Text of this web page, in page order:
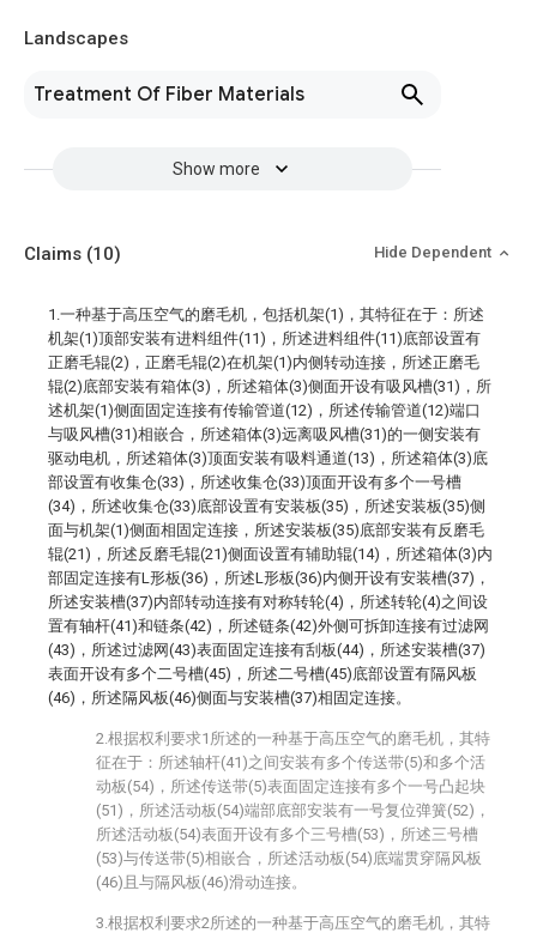
Landscapes
Treatment Of Fiber Materials
Show more
Claims (10) Hide Dependent
1.一种基于高压空气的磨毛机，包括机架(1)，其特征在于：所述
机架(1)顶部安装有进料组件(11)，所述进料组件(11)底部设置有
正磨毛辊(2)，正磨毛辊(2)在机架(1)内侧转动连接，所述正磨毛
辊(2)底部安装有箱体(3)，所述箱体(3)侧面开设有吸风槽(31)，所
述机架(1)侧面固定连接有传输管道(12)，所述传输管道(12)端口
与吸风槽(31)相嵌合，所述箱体(3)远离吸风槽(31)的一侧安装有
驱动电机，所述箱体(3)顶面安装有吸料通道(13)，所述箱体(3)底
部设置有收集仓(33)，所述收集仓(33)顶面开设有多个一号槽
(34)，所述收集仓(33)底部设置有安装板(35)，所述安装板(35)侧
面与机架(1)侧面相固定连接，所述安装板(35)底部安装有反磨毛
辊(21)，所述反磨毛辊(21)侧面设置有辅助辊(14)，所述箱体(3)内
部固定连接有L形板(36)，所述L形板(36)内侧开设有安装槽(37)，
所述安装槽(37)内部转动连接有对称转轮(4)，所述转轮(4)之间设
置有轴杆(41)和链条(42)，所述链条(42)外侧可拆卸连接有过滤网
(43)，所述过滤网(43)表面固定连接有刮板(44)，所述安装槽(37)
表面开设有多个二号槽(45)，所述二号槽(45)底部设置有隔风板
(46)，所述隔风板(46)侧面与安装槽(37)相固定连接。
2.根据权利要求1所述的一种基于高压空气的磨毛机，其特
征在于：所述轴杆(41)之间安装有多个传送带(5)和多个活
动板(54)，所述传送带(5)表面固定连接有多个一号凸起块
(51)，所述活动板(54)端部底部安装有一号复位弹簧(52)，
所述活动板(54)表面开设有多个三号槽(53)，所述三号槽
(53)与传送带(5)相嵌合，所述活动板(54)底端贯穿隔风板
(46)且与隔风板(46)滑动连接。
3.根据权利要求2所述的一种基于高压空气的磨毛机，其特